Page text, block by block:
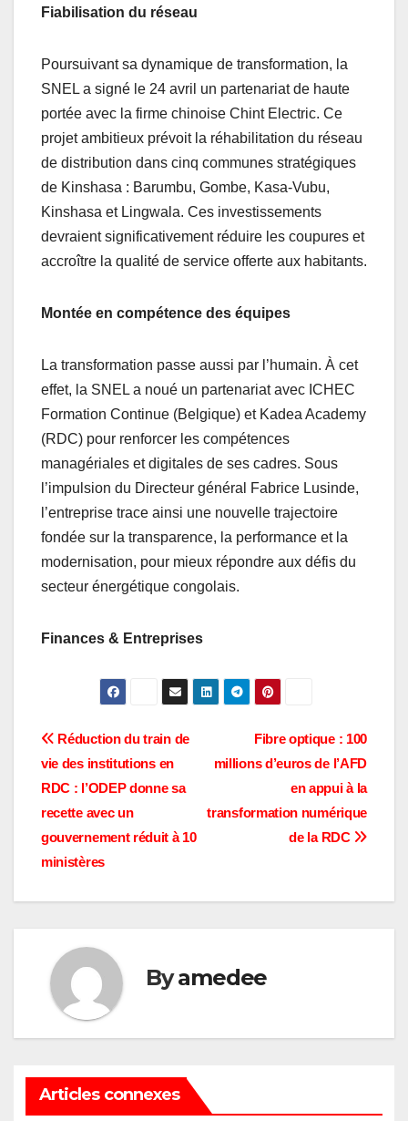
Fiabilisation du réseau
Poursuivant sa dynamique de transformation, la
SNEL a signé le 24 avril un partenariat de haute
portée avec la firme chinoise Chint Electric. Ce
projet ambitieux prévoit la réhabilitation du réseau
de distribution dans cinq communes stratégiques
de Kinshasa : Barumbu, Gombe, Kasa-Vubu,
Kinshasa et Lingwala. Ces investissements
devraient significativement réduire les coupures et
accroître la qualité de service offerte aux habitants.
Montée en compétence des équipes
La transformation passe aussi par l’humain. À cet
effet, la SNEL a noué un partenariat avec ICHEC
Formation Continue (Belgique) et Kadea Academy
(RDC) pour renforcer les compétences
managériales et digitales de ses cadres. Sous
l’impulsion du Directeur général Fabrice Lusinde,
l’entreprise trace ainsi une nouvelle trajectoire
fondée sur la transparence, la performance et la
modernisation, pour mieux répondre aux défis du
secteur énergétique congolais.
Finances & Entreprises
Navigation
de
l’article
Fibre optique : 100
millions d’euros de l’AFD
en appui à la
transformation numérique
de la RDC
Réduction du train de
vie des institutions en
RDC : l’ODEP donne sa
recette avec un
gouvernement réduit à 10
ministères
Byamedee
Articles connexes